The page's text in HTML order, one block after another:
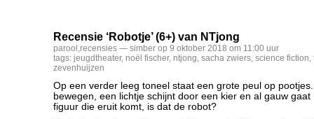
Recensie ‘Robotje’ (6+) van NTjong
parool ,recensies — simber op 9 oktober 2018 om 11:00 uur
tags: jeugdtheater, noël fischer, ntjong, sacha zwiers, science fiction,
zevenhuijzen
Op een verder leeg toneel staat een grote peul op
bewegen, een lichtje schijnt door een kier en al gauw
figuur die eruit komt, is dat de robot?